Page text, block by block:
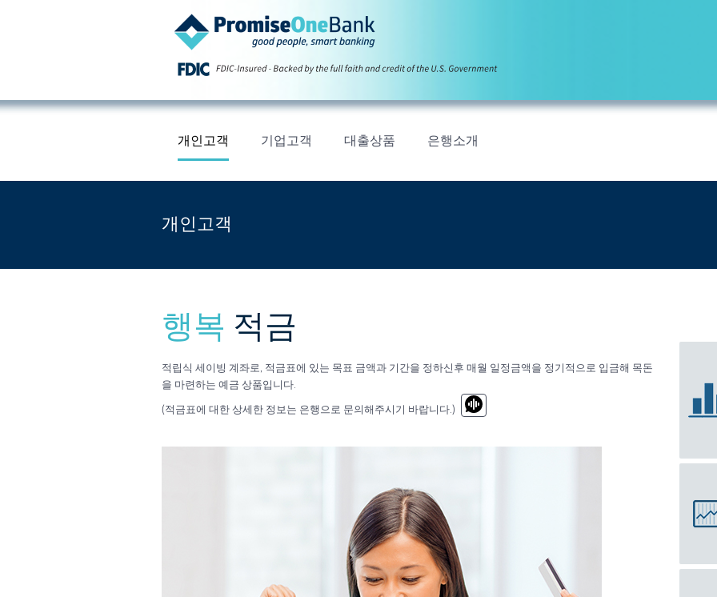
개인고객 기업고객 대출상품 은행소개
개인고객
행복 적금
적립식 세이빙 계좌로, 적금표에 있는 목표 금액과 기간을 정하신후 매월 일정금액을 정기적으로 입금해 목돈
을 마련하는 예금 상품입니다.
(적금표에 대한 상세한 정보는 은행으로 문의해주시기 바랍니다.)